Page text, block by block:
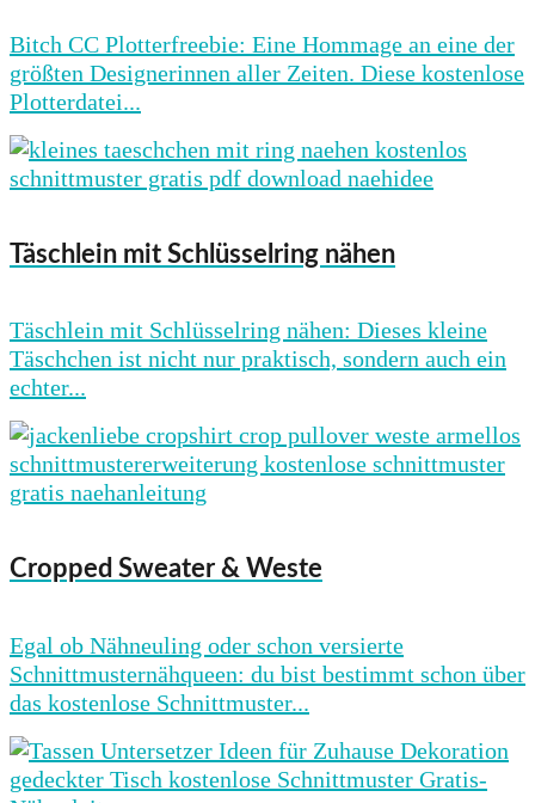
Bitch CC Plotterfreebie: Eine Hommage an eine der
größten Designerinnen aller Zeiten. Diese kostenlose
Plotterdatei...
Täschlein mit Schlüsselring nähen
Täschlein mit Schlüsselring nähen: Dieses kleine
Täschchen ist nicht nur praktisch, sondern auch ein
echter...
Cropped Sweater & Weste
Egal ob Nähneuling oder schon versierte
Schnittmusternähqueen: du bist bestimmt schon über
das kostenlose Schnittmuster...